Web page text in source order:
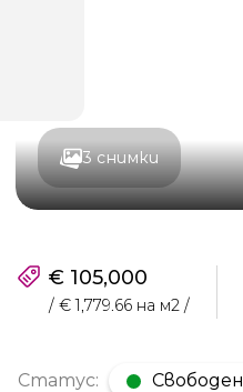
3 снимки
€ 105,000
/ € 1,779.66 на м2 /
Статус: Свободен